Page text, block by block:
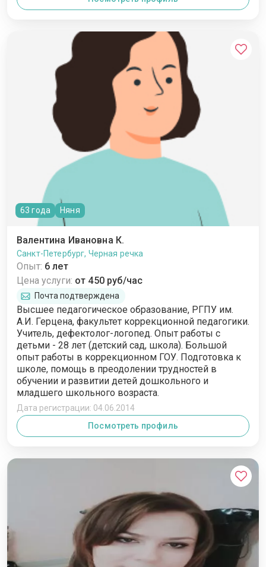
63 года Няня
Валентина Ивановна К.
Санкт-Петербург, Черная речка
Опыт: 6 лет
Цена услуги: от 450 руб/час
Почта подтверждена
Высшее педагогическое образование, РГПУ им.
А.И. Герцена, факультет коррекционной педагогики.
Учитель, дефектолог-логопед. Опыт работы с
детьми - 28 лет (детский сад, школа). Большой
опыт работы в коррекционном ГОУ. Подготовка к
школе, помощь в преодолении трудностей в
обучении и развитии детей дошкольного и
младшего школьного возраста.
Дата регистрации: 04.06.2014
Посмотреть профиль